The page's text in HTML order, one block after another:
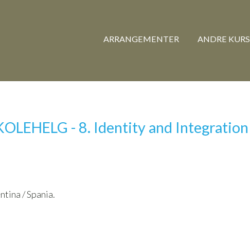
ARRANGEMENTER ANDRE KURS
- 8. Identity and Integration
/ Spania.